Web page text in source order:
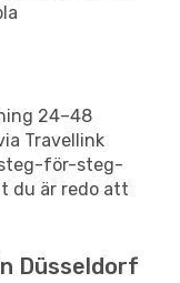
24–48
Travellink
steg-för-steg-
du är redo att
Düsseldorf